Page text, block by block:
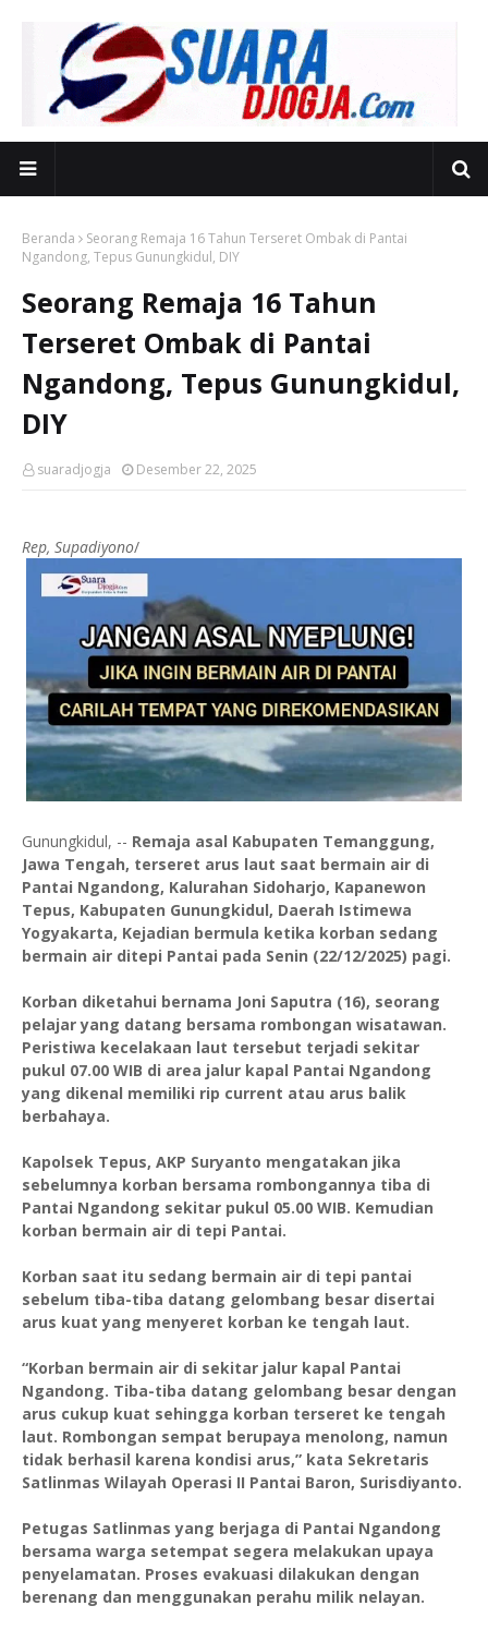
Beranda
Seorang Remaja 16 Tahun Terseret Ombak di Pantai
Ngandong, Tepus Gunungkidul, DIY
Seorang Remaja 16 Tahun
Terseret Ombak di Pantai
Ngandong, Tepus Gunungkidul,
DIY
suaradjogja Desember 22, 2025
Rep, Supadiyono/
Gunungkidul, -- Remaja asal Kabupaten Temanggung,
Jawa Tengah, terseret arus laut saat bermain air di
Pantai Ngandong, Kalurahan Sidoharjo, Kapanewon
Tepus, Kabupaten Gunungkidul, Daerah Istimewa
Yogyakarta, Kejadian bermula ketika korban sedang
bermain air ditepi Pantai pada Senin (22/12/2025) pagi.
Korban diketahui bernama Joni Saputra (16), seorang
pelajar yang datang bersama rombongan wisatawan.
Peristiwa kecelakaan laut tersebut terjadi sekitar
pukul 07.00 WIB di area jalur kapal Pantai Ngandong
yang dikenal memiliki rip current atau arus balik
berbahaya.
Kapolsek Tepus, AKP Suryanto mengatakan jika
sebelumnya korban bersama rombongannya tiba di
Pantai Ngandong sekitar pukul 05.00 WIB. Kemudian
korban bermain air di tepi Pantai.
Korban saat itu sedang bermain air di tepi pantai
sebelum tiba-tiba datang gelombang besar disertai
arus kuat yang menyeret korban ke tengah laut.
“Korban bermain air di sekitar jalur kapal Pantai
Ngandong. Tiba-tiba datang gelombang besar dengan
arus cukup kuat sehingga korban terseret ke tengah
laut. Rombongan sempat berupaya menolong, namun
tidak berhasil karena kondisi arus,” kata Sekretaris
Satlinmas Wilayah Operasi II Pantai Baron, Surisdiyanto.
Petugas Satlinmas yang berjaga di Pantai Ngandong
bersama warga setempat segera melakukan upaya
penyelamatan. Proses evakuasi dilakukan dengan
berenang dan menggunakan perahu milik nelayan.